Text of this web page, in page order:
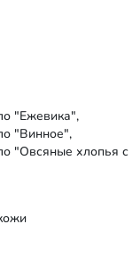
"Ежевика",
"Винное",
"Овсяные хлопья с
мыло "Роза"